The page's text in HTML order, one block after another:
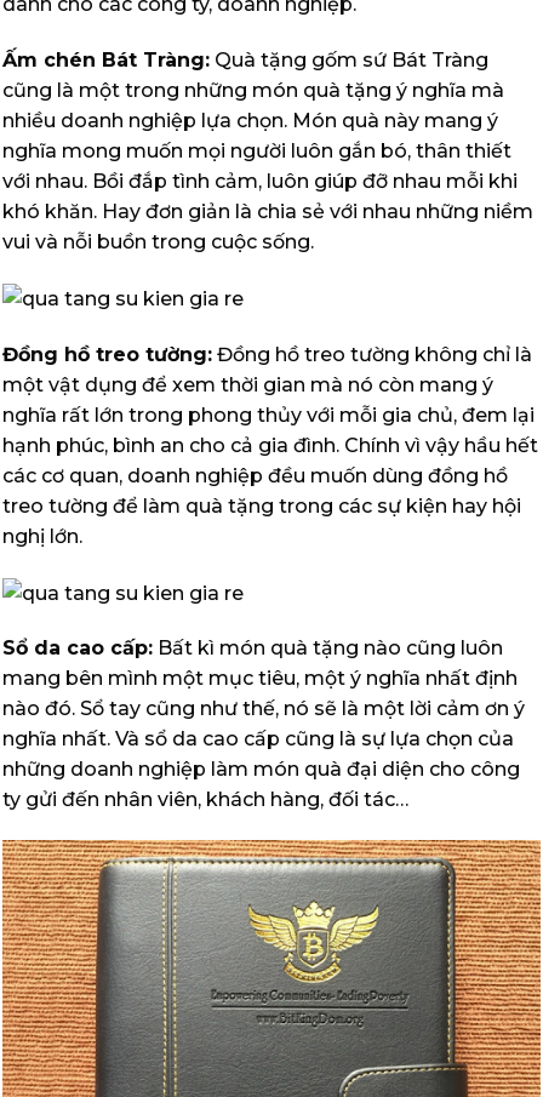
Ấm chén Bát Tràng: Quà tặng gốm sứ Bát Tràng
cũng là một trong những món quà tặng ý nghĩa mà
nhiều doanh nghiệp lựa chọn. Món quà này mang ý
nghĩa mong muốn mọi người luôn gắn bó, thân thiết
với nhau. Bồi đắp tình cảm, luôn giúp đỡ nhau mỗi khi
khó khăn. Hay đơn giản là chia sẻ với nhau những niềm
vui và nỗi buồn trong cuộc sống.
Đồng hồ treo tường: Đồng hồ treo tường không chỉ là
một vật dụng để xem thời gian mà nó còn mang ý
nghĩa rất lớn trong phong thủy với mỗi gia chủ, đem lại
hạnh phúc, bình an cho cả gia đình. Chính vì vậy hầu hết
các cơ quan, doanh nghiệp đều muốn dùng đồng hồ
treo tường để làm quà tặng trong các sự kiện hay hội
nghị lớn.
Sổ da cao cấp: Bất kì món quà tặng nào cũng luôn
mang bên mình một mục tiêu, một ý nghĩa nhất định
nào đó. Sổ tay cũng như thế, nó sẽ là một lời cảm ơn ý
nghĩa nhất. Và sổ da cao cấp cũng là sự lựa chọn của
những doanh nghiệp làm món quà đại diện cho công
ty gửi đến nhân viên, khách hàng, đối tác…